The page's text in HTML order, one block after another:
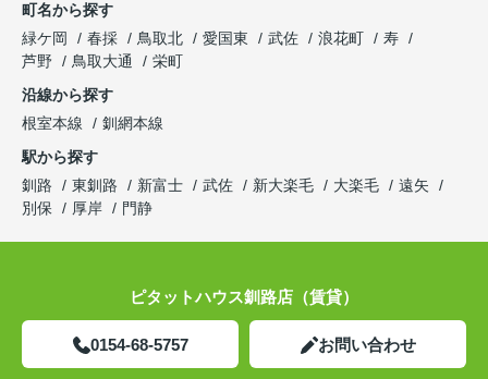
町名から探す
緑ケ岡
春採 鳥取北 愛国東 武佐 浪花町
寿
芦野
鳥取大通
栄町
沿線から探す
根室本線
釧網本線
駅から探す
釧路
東釧路 新富士 武佐 新大楽毛 大楽毛
遠矢
別保
厚岸 門静
ピタットハウス釧路店（賃貸）
0154-68-5757 お問い合わせ